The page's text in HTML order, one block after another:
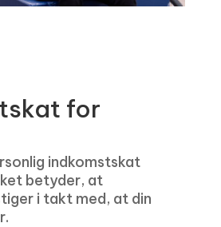
for
indkomstskat
betyder, at
i takt med, at din